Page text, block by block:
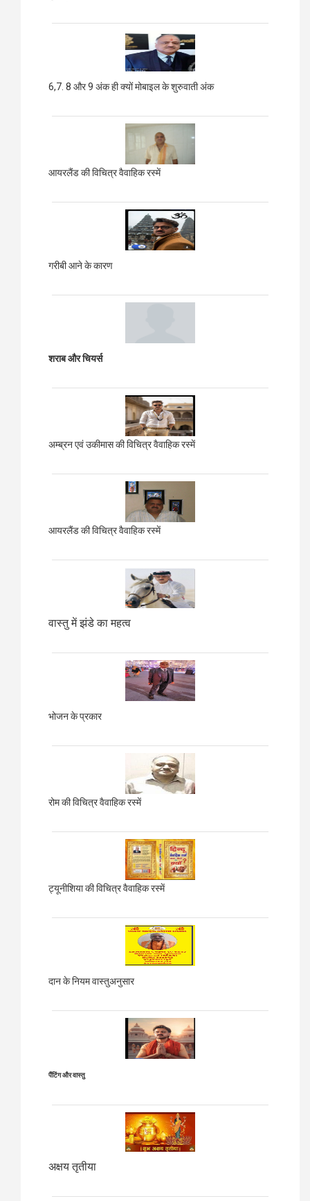
6,7. 8 और 9 अंक ही क्यों मोबाइल के शुरुवाती अंक
आयरलैंड की विचित्र वैवाहिक रस्में
गरीबी आने के कारण
शराब और चियर्स
अम्ब्रन एवं उकीमास की विचित्र वैवाहिक रस्में
आयरलैंड की विचित्र वैवाहिक रस्में
वास्तु में झंडे का महत्व
भोजन के प्रकार
रोम की विचित्र वैवाहिक रस्में
ट्यूनीशिया की विचित्र वैवाहिक रस्में
दान के नियम वास्तुअनुसार
पैंटिंग और वास्तु
अक्षय तृतीया